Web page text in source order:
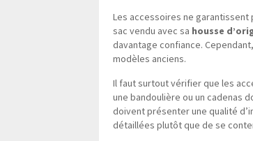
Les accessoires ne garantissent
sac vendu avec sa housse
davantage confiance.
modèles anciens.
Il faut surtout vérifier que les
une bandoulière ou un cadenas
doivent présenter une qualité
détaillées plutôt que de se